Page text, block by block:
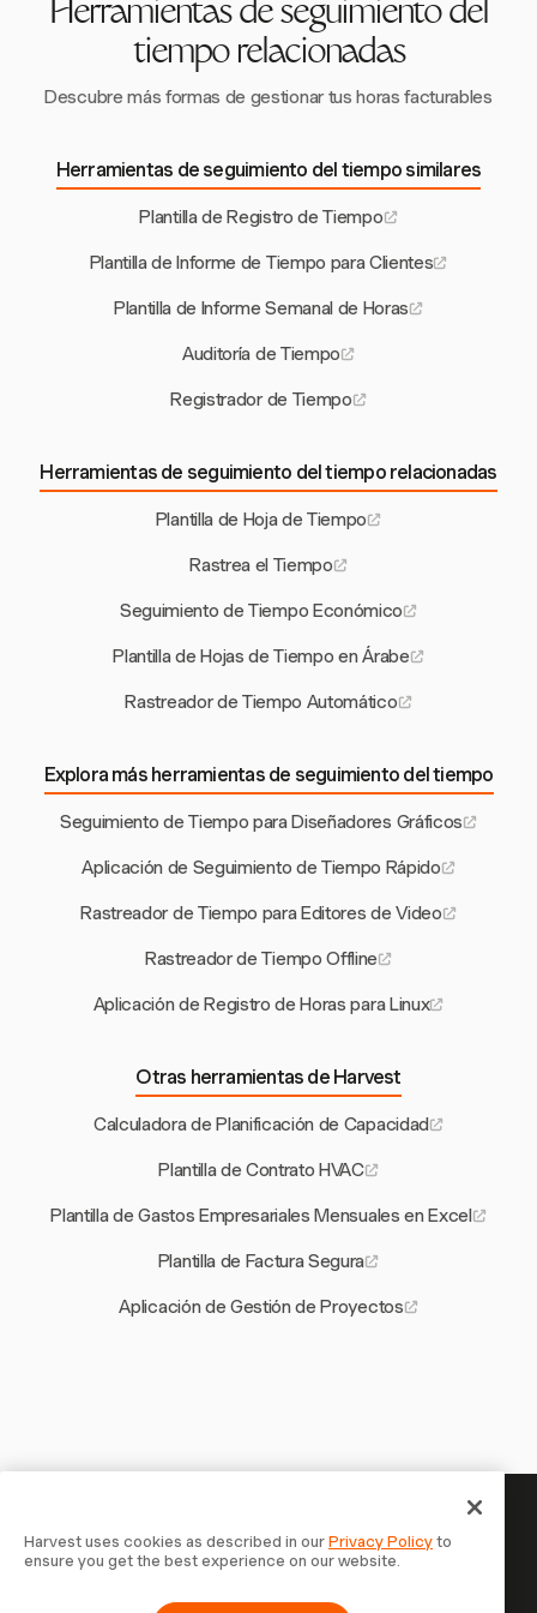
Herramientas de seguimiento del
tiempo relacionadas
Descubre más formas de gestionar tus horas facturables
Herramientas de seguimiento del tiempo similares
Plantilla de Registro de Tiempo
Plantilla de Informe de Tiempo para Clientes
Plantilla de Informe Semanal de Horas
Auditoría de Tiempo
Registrador de Tiempo
Herramientas de seguimiento del tiempo relacionadas
Plantilla de Hoja de Tiempo
Rastrea el Tiempo
Seguimiento de Tiempo Económico
Plantilla de Hojas de Tiempo en Árabe
Rastreador de Tiempo Automático
Explora más herramientas de seguimiento del tiempo
Seguimiento de Tiempo para Diseñadores Gráficos
Aplicación de Seguimiento de Tiempo Rápido
Rastreador de Tiempo para Editores de Video
Rastreador de Tiempo Offline
Aplicación de Registro de Horas para Linux
Otras herramientas de Harvest
Calculadora de Planificación de Capacidad
Plantilla de Contrato HVAC
Plantilla de Gastos Empresariales Mensuales en Excel
Plantilla de Factura Segura
Aplicación de Gestión de Proyectos
Tu tiempo merece ser registrado —
empieza ahora
Únete a más de 70.000 empresas que registran tiempo,
Harvest uses cookies as described in ourPrivacy Policyto
ensure you get the best experience on our website.